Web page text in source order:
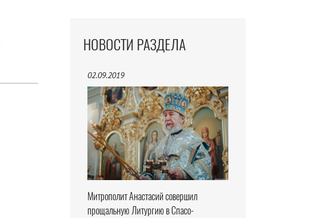
НОВОСТИ РАЗДЕЛА
02.09.2019
Митрополит Анастасий совершил
прощальную Литургию в Спасо-